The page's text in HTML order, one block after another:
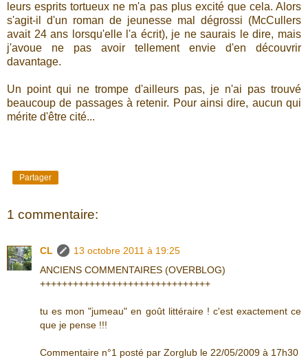
leurs esprits tortueux ne m'a pas plus excité que cela. Alors
s'agit-il d'un roman de jeunesse mal dégrossi (McCullers
avait 24 ans lorsqu'elle l'a écrit), je ne saurais le dire, mais
j'avoue ne pas avoir tellement envie d'en découvrir
davantage.
Un point qui ne trompe d'ailleurs pas, je n'ai pas trouvé
beaucoup de passages à retenir. Pour ainsi dire, aucun qui
mérite d'être cité...
Partager
1 commentaire:
CL
13 octobre 2011 à 19:25
ANCIENS COMMENTAIRES (OVERBLOG)
+++++++++++++++++++++++++++++++
tu es mon "jumeau" en goût littéraire ! c'est exactement ce
que je pense !!!
Commentaire n°1 posté par Zorglub le 22/05/2009 à 17h30